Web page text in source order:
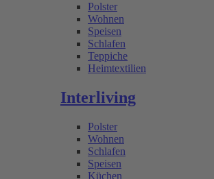
Polster
Wohnen
Speisen
Schlafen
Teppiche
Heimtextilien
Interliving
Polster
Wohnen
Schlafen
Speisen
Küchen